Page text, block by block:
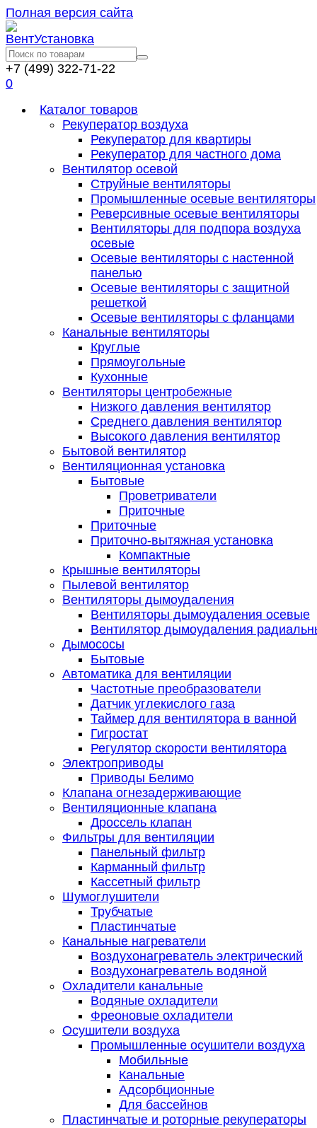
Полная версия сайта
+7 (499) 322-71-22
0
Каталог товаров
Рекуператор воздуха
Рекуператор для квартиры
Рекуператор для частного дома
Вентилятор осевой
Струйные вентиляторы
Промышленные осевые вентиляторы
Реверсивные осевые вентиляторы
Вентиляторы для подпора воздуха
осевые
Осевые вентиляторы с настенной
панелью
Осевые вентиляторы с защитной
решеткой
Осевые вентиляторы с фланцами
Канальные вентиляторы
Круглые
Прямоугольные
Кухонные
Вентиляторы центробежные
Низкого давления вентилятор
Среднего давления вентилятор
Высокого давления вентилятор
Бытовой вентилятор
Вентиляционная установка
Бытовые
Проветриватели
Приточные
Приточные
Приточно-вытяжная установка
Компактные
Крышные вентиляторы
Пылевой вентилятор
Вентиляторы дымоудаления
Вентиляторы дымоудаления осевые
Вентилятор дымоудаления
Дымососы
Бытовые
Автоматика для вентиляции
Частотные преобразователи
Датчик углекислого газа
Таймер для вентилятора в ванной
Гигростат
Регулятор скорости вентилятора
Электроприводы
Приводы Белимо
Клапана огнезадерживающие
Вентиляционные клапана
Дроссель клапан
Фильтры для вентиляции
Панельный фильтр
Карманный фильтр
Кассетный фильтр
Шумоглушители
Трубчатые
Пластинчатые
Канальные нагреватели
Воздухонагреватель электрический
Воздухонагреватель водяной
Охладители канальные
Водяные охладители
Фреоновые охладители
Осушители воздуха
Промышленные осушители воздуха
Мобильные
Канальные
Адсорбционные
Для бассейнов
Пластинчатые и роторные рекуператоры